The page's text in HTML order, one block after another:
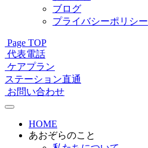
ブログ
プライバシーポリシー
Page TOP
代表電話
ケアプラン
ステーション直通
お問い合わせ
HOME
あおぞらのこと